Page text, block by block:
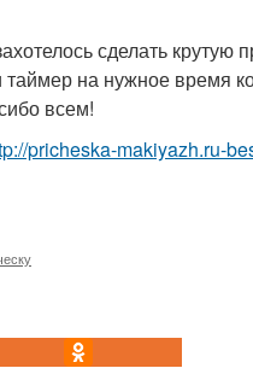
сделать крутую
на нужное время
всем!
pricheska-makiyazh.ru-